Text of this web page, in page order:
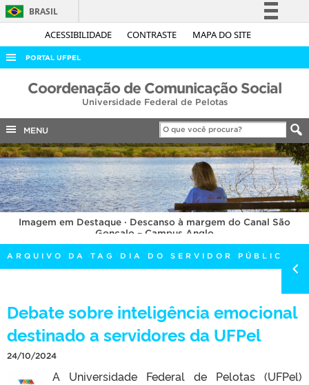
ACESSIBILIDADE CONTRASTE MAPA DO SITE
BRASIL
Simplifique!
Acesso à informação
Legislação
Canais
PORTAL UFPEL
ACESSO À INFORMAÇÃO
COBALTO
CONCURSOS
EDITAIS
INTERNACIONAL
OUVIDORIA
PORTARIAS
TELEFONES
Coordenação de Comunicação Social
Universidade Federal de Pelotas
MENU
Imagem em Destaque · Descanso à margem do Canal São
Gonçalo – Campus Anglo
ARQUIVO DA TAG DIA DO SERVIDOR PÚBLICO
Debate sobre inteligência emocional
destinado a servidores da UFPel
24/10/2024
A Universidade Federal de Pelotas (UFPel)